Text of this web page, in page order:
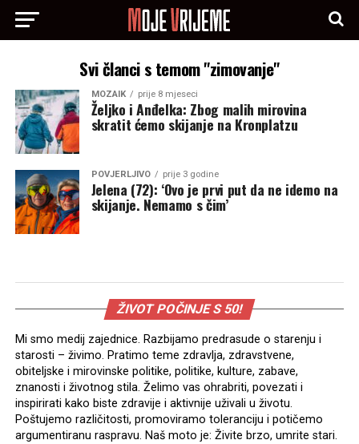
Svi članci s temom "zimovanje"
MOZAIK prije 8 mjeseci
Željko i Anđelka: Zbog malih mirovina
skratit ćemo skijanje na Kronplatzu
POVJERLJIVO prije 3 godine
Jelena (72): ‘Ovo je prvi put da ne idemo na
skijanje. Nemamo s čim’
ŽIVOT POČINJE S 50!
Mi smo medij zajednice. Razbijamo predrasude o starenju i
starosti – živimo. Pratimo teme zdravlja, zdravstvene,
obiteljske i mirovinske politike, politike, kulture, zabave,
znanosti i životnog stila. Želimo vas ohrabriti, povezati i
inspirirati kako biste zdravije i aktivnije uživali u životu.
Poštujemo različitosti, promoviramo toleranciju i potičemo
argumentiranu raspravu. Naš moto je: Živite brzo, umrite stari.